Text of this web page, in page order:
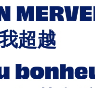
超越